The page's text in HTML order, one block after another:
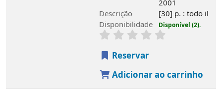
2001
Descrição
[30] p. : todo il
Disponibilidade
Disponível (2).
Reservar
Adicionar ao carrinho